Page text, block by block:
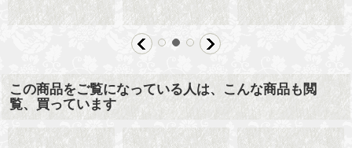
この商品をご覧になっている人は、こんな商品も閲
覧、買っています